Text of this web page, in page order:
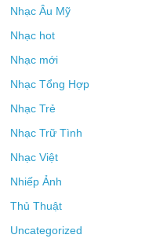
Nhạc Âu Mỹ
Nhạc hot
Nhạc mới
Nhạc Tổng Hợp
Nhạc Trẻ
Nhạc Trữ Tình
Nhạc Việt
Nhiếp Ảnh
Thủ Thuật
Uncategorized